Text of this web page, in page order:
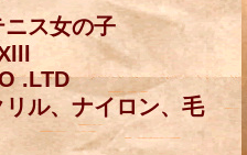
ス女の子
.LTD
リル、ナイロン、毛